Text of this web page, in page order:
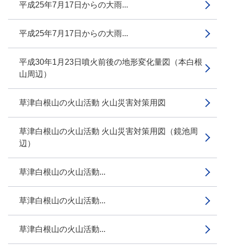
平成25年7月17日からの大雨...
平成25年7月17日からの大雨...
平成30年1月23日噴火前後の地形変化量図（本白根
山周辺）
草津白根山の火山活動 火山災害対策用図
草津白根山の火山活動 火山災害対策用図（鏡池周
辺）
草津白根山の火山活動...
草津白根山の火山活動...
草津白根山の火山活動...